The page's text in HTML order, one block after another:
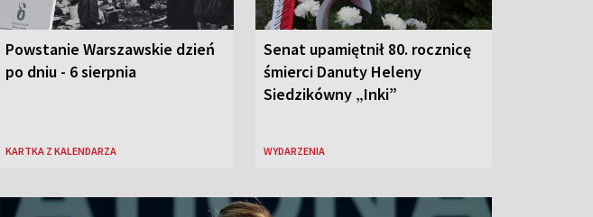
Powstanie Warszawskie dzień
po dniu - 6 sierpnia
KARTKA Z KALENDARZA
Senat upamiętnił 80. rocznicę
śmierci Danuty Heleny
Siedzikówny „Inki”
WYDARZENIA